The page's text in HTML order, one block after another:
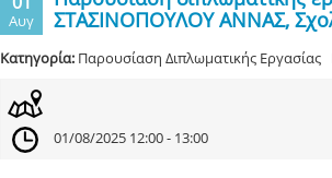
Αυγ
ΣΤΑΣΙΝΟΠΟΥΛΟΥ ΑΝΝΑΣ,
Κατηγορία: Παρουσίαση Διπλωματικής
01/08/2025 12:00 - 13:00